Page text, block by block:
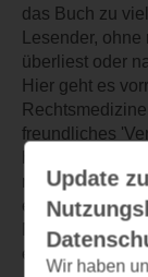
das Buch zu
Lesender,
überliest oder
Hier geht es
freundliches
nicht
echter
Michael
entspricht nicht
Update
Wir haben